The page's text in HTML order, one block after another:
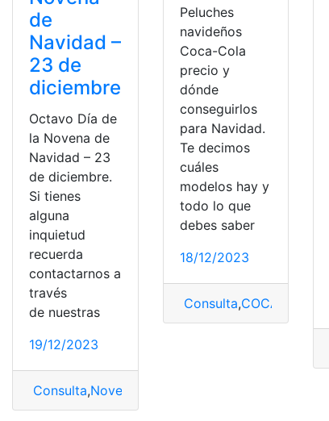
de
Navidad –
23 de
diciembre
Octavo Día de
la Novena de
Navidad – 23
de diciembre.
Si tienes
alguna
inquietud
recuerda
contactarnos a
través
de nuestras
19/12/2023
Consulta,Novena
Peluches
navideños
Coca-Cola
precio y
dónde
conseguirlos
para Navidad.
Te decimos
cuáles
modelos hay y
todo lo que
debes saber
18/12/2023
Consulta,COCA COLA